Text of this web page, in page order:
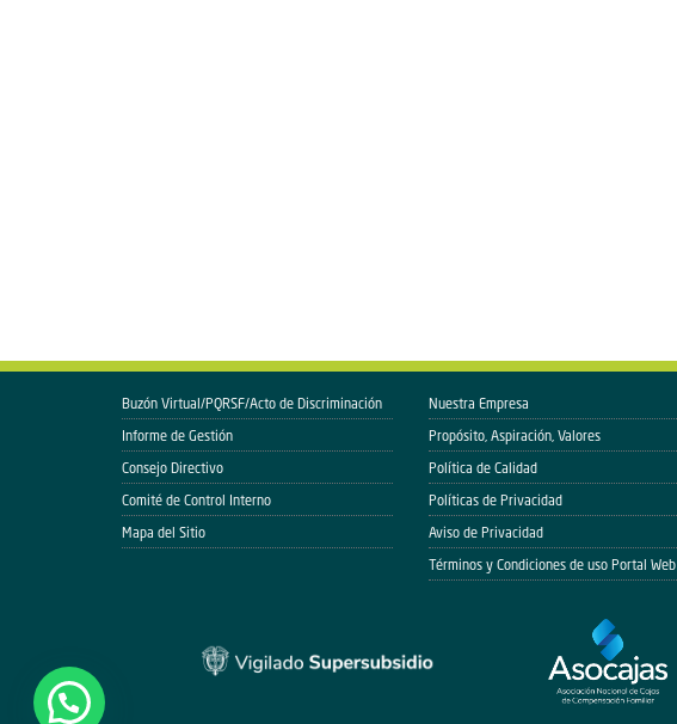
Buzón Virtual/PQRSF/Acto de Discriminación
Informe de Gestión
Consejo Directivo
Comité de Control Interno
Mapa del Sitio
Nuestra Empresa
Propósito, Aspiración, Valores
Política de Calidad
Políticas de Privacidad
Aviso de Privacidad
Términos y Condiciones de uso Portal Web